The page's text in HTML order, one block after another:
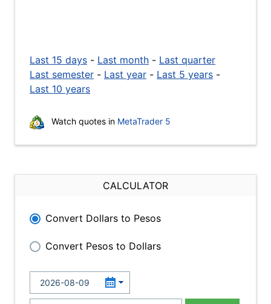
Last 15 days - Last month - Last quarter
Last semester - Last year - Last 5 years -
Last 10 years
Watch quotes in MetaTrader 5
CALCULATOR
Convert Dollars to Pesos
Convert Pesos to Dollars